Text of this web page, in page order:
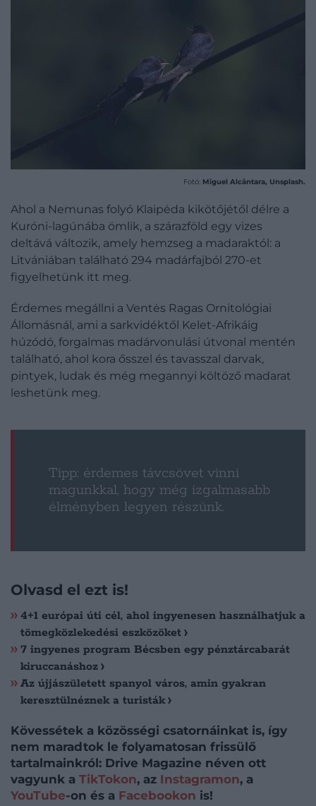
Fotó: Miguel Alcântara, Unsplash.
Ahol a Nemunas folyó Klaipėda kikötőjétől délre a
Kuróni-lagúnába ömlik, a szárazföld egy vizes
deltává változik, amely hemzseg a madaraktól: a
Litvániában található 294 madárfajból 270-et
figyelhetünk itt meg.
Érdemes megállni a Ventės Ragas Ornitológiai
Állomásnál, ami a sarkvidéktől Kelet-Afrikáig
húzódó, forgalmas madárvonulási útvonal mentén
található, ahol kora ősszel és tavasszal darvak,
pintyek, ludak és még megannyi költöző madarat
leshetünk meg.
Tipp: érdemes távcsövet vinni
magunkkal, hogy még izgalmasabb
élményben legyen részünk.
Olvasd el ezt is!
4+1 európai úti cél, ahol ingyenesen használhatjuk a
tömegközlekedési eszközöket
7 ingyenes program Bécsben egy pénztárcabarát
kiruccanáshoz
Az újjászületett spanyol város, amin gyakran
keresztülnéznek a turisták
Kövessétek a közösségi csatornáinkat is, így
nem maradtok le folyamatosan frissülő
tartalmainkról: Drive Magazine néven ott
vagyunk a TikTokon, az Instagramon, a
YouTube-on és a Facebookon is!